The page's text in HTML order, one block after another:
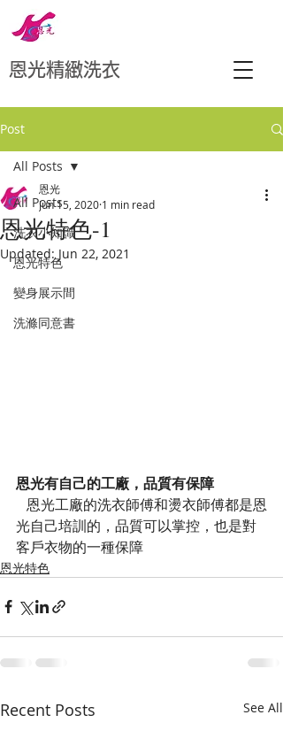
恩光精緻洗衣
Post
All Posts
洗衣小知識
恩光特色
變身展示間
洗滌同意書
All Posts
恩光特色-1
恩光
Jun 15, 2020 1 min read
Updated:Jun 22, 2021
恩光有自己的工廠，品質有保障
恩光工廠的洗衣師傅和燙衣師傅都是恩
光自己培訓的，品質可以掌控，也是對
客戶衣物的一種保障
恩光特色
Recent Posts See All